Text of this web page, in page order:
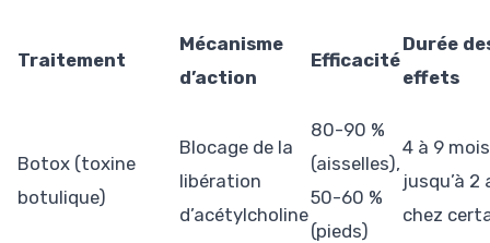
Traitement
Mécanisme
d’action
Efficacité
Durée
effets
Botox (toxine
botulique)
Blocage de la
libération
d’acétylcholine
80-90 %
(aisselles),
50-60 %
(pieds)
4 à 9
jusqu’à 2
chez